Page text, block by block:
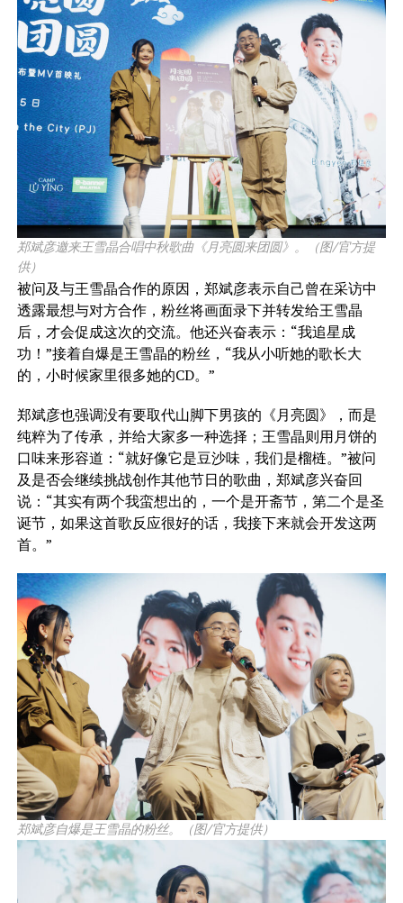
郑斌彦邀来王雪晶合唱中秋歌曲《月亮圆来团圆》。（图/官方提
供）
被问及与王雪晶合作的原因，郑斌彦表示自己曾在采访中
透露最想与对方合作，粉丝将画面录下并转发给王雪晶
后，才会促成这次的交流。他还兴奋表示：“我追星成
功！”接着自爆是王雪晶的粉丝，“我从小听她的歌长大
的，小时候家里很多她的CD。”
郑斌彦也强调没有要取代山脚下男孩的《月亮圆》，而是
纯粹为了传承，并给大家多一种选择；王雪晶则用月饼的
口味来形容道：“就好像它是豆沙味，我们是榴梿。”被问
及是否会继续挑战创作其他节日的歌曲，郑斌彦兴奋回
说：“其实有两个我蛮想出的，一个是开斋节，第二个是圣
诞节，如果这首歌反应很好的话，我接下来就会开发这两
首。”
郑斌彦自爆是王雪晶的粉丝。（图/官方提供）